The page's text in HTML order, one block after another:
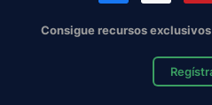
Consigue recursos